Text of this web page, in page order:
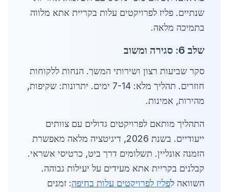
שנתיים. פליז לפרויקטים עלות בקריית אתא מלווה
בתמיכה מלאה.
שלב 6: סגירה ומשוב
סקר שביעות רצון ושירותי המשך. הנחות ללקוחות
חוזרים. תהליך מלא: 7-14 ימים. יתרונות: שקיפות,
מהירות, אמינות.
התהליך מותאם לפרויקטים גדולים עם צוותים
ייעודיים. בשנת 2026, דיגיטציה מלאה מאפשרת
הזמנה אונליין. תשלומים דרך ביט, כרטיסי אשראי.
קבלנים בקריית אתא מעידים על יעילות גבוהה.
השוואה לפליז לפרויקטים עלות בחיפה: זמנים